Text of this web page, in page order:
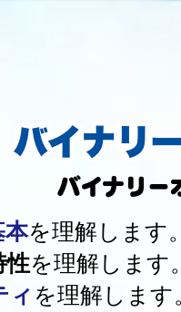
バイナリ
バイナリー
本を理解します。
性を理解します。
ィ を理解します